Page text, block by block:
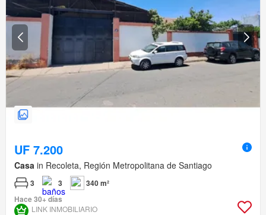
UF 7.200
Casa in Recoleta, Región Metropolitana de Santiago
3 3
340 m²
Hace 30+ días
LINK INMOBILIARIO